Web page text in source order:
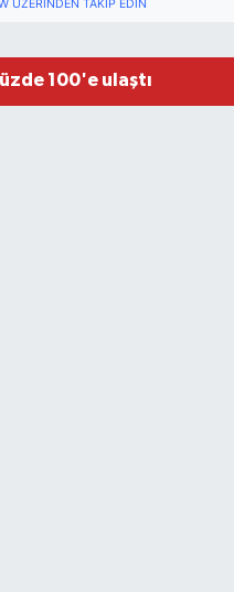
ÜZERINDEN TAKIP EDIN
100'e ulaştı